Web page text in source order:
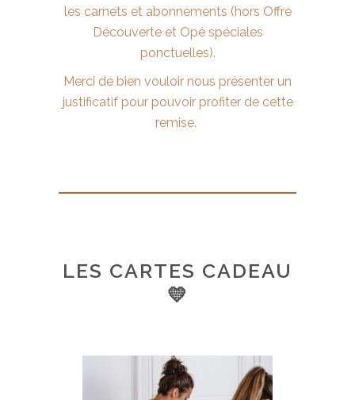
les carnets et abonnements (hors Offre
Découverte et Opé spéciales
ponctuelles).
Merci de bien vouloir nous présenter un
justificatif pour pouvoir profiter de cette
remise.
LES CARTES CADEAU
💛